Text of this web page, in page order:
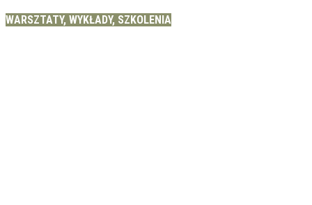
WARSZTATY, WYKŁADY, SZKOLENIA